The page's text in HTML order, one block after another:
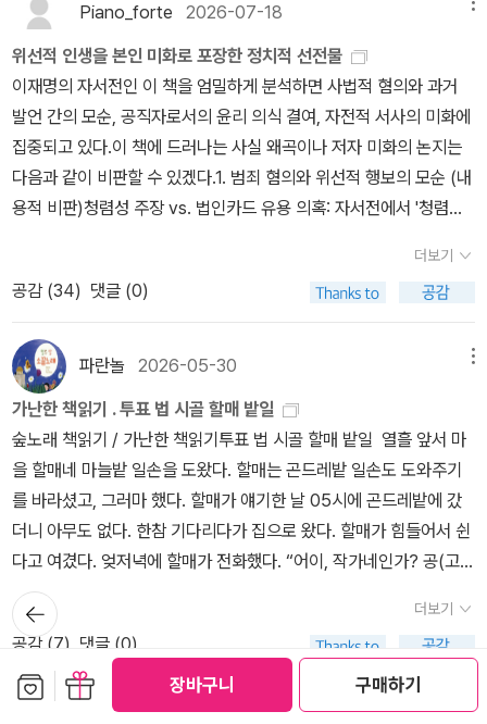
장바구니 구매하기
Piano_forte 2026-07-18
위선적 인생을 본인 미화로 포장한 정치적 선전물
이재명의 자서전인 이 책을 엄밀하게 분석하면 사법적 혐의와 과거
발언 간의 모순, 공직자로서의 윤리 의식 결여, 자전적 서사의 미화에
집중되고 있다.이 책에 드러나는 사실 왜곡이나 저자 미화의 논지는
다음과 같이 비판할 수 있겠다.1. 범죄 혐의와 위선적 행보의 모순 (내
용적 비판)청렴성 주장 vs. 법인카드 유용 의혹: 자서전에서 '청렴한
용과 대조적으로, 경기도 법인카드를 사적으로 유용(업무상 배임 혐
의)했다는 검찰 기소 내용은 심각한 위선으로 비판받을 수 있다.공익
중심 vs. 대장동/백현동 의혹: 민간업자에게 유리한 사업 구조를 승
인하여 성남도시개발공사에 대규모 손해를 끼친 혐의(배임 및 이해충
돌방지법 위반)로 기소된 사실은 자서전의 '서민을 위한 공익 추구' 서
사와 배치된다는 지적이다. 2. 자서전 내 과거 도주 전력 묘사 (윤리
적 비판)도주 경험의 미화: 자서전에 과거 시민운동 과정에서 수배를
피해 도주했던 경험을 당당하게 서술한 점에 대해, 법치주의 국가의
공직자가 도피 전력을 '저항의 훈장'처럼 묘사하는 것은 당연히 부적
절하다.과거와 현재의 모순: 검찰의 수사를 받을 당시 '도망가지 않는
다'고 주장했으나, 자서전을 통해 과거 두 번의 도주 전력이 재조명되
면서, 본인의 위기 상황에 따라 태도를 바꾸는 위선적 태도라고 볼 수
있다. 3. 사실관계 왜곡 및 '창작 소설' 논란 (진실성 비판)검사 사칭
건에 대한 해명: 자서전이나 과거 발언에서 검사 사칭 사건에 대해 변
호사 시절 억울한 누명을 썼다는 식으로 묘사했으나, 대법원에서는
더보기
공감 (34) 댓글 (0)
파란놀 2026-05-30
가난한 책읽기 . 투표 법 시골 할매 밭일
숲노래 책읽기 / 가난한 책읽기투표 법 시골 할매 밭일 열흘 앞서 마
을 할매네 마늘밭 일손을 도왔다. 할매는 곤드레밭 일손도 도와주기
를 바라셨고, 그러마 했다. 할매가 얘기한 날 05시에 곤드레밭에 갔
더니 아무도 없다. 한참 기다리다가 집으로 왔다. 할매가 힘들어서 쉰
다고 여겼다. 엊저녁에 할매가 전화했다. “어이, 작가네인가? 공(고
흥)에 있나? 공에 있어? 그라믄 낼 새벽에 밭에 좀 나올 수 있는가?
잉, 새벽 다섯 시에 나와 주면 고맙지. 우린 네 시에 나와서 먼저 빌 텡
게. 어이, 그라믄 낼 봅세.” 밤새와 낮새가 갈마드는 무렵이 03∼05
시이다. 밤새는 얼추 이무렵에 쉬러 떠나고, 낮새는 거의 이무렵부터
일어나서 노래한다. 멧밭(산밭)으로 걸어가며 새소리를 듣는다. 늦봄
더보기
공감 (7) 댓글 (0)
파란놀2026-01-06
뒤로가
기